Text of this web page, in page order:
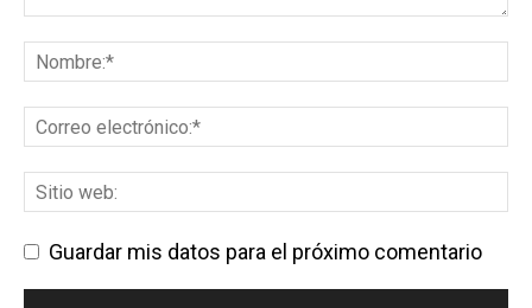
Guardar mis datos para el próximo comentario